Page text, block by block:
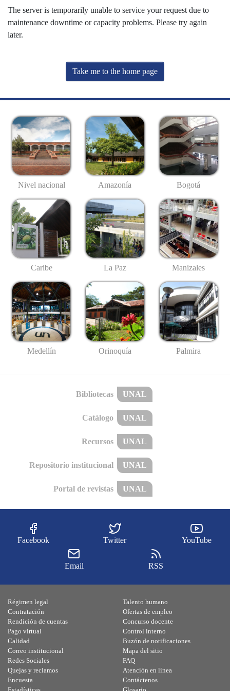
The server is temporarily unable to service your request due to
maintenance downtime or capacity problems. Please try again
later.
Take me to the home page
Nivel nacional Amazonía Bogotá
Caribe La Paz Manizales
Medellín Orinoquía Palmira
Bibliotecas UNAL
Catálogo UNAL
Recursos UNAL
Repositorio institucional UNAL
Portal de revistas UNAL
Facebook Twitter YouTube
Email RSS
Régimen legal
Contratación
Rendición de cuentas
Pago virtual
Calidad
Talento humano
Ofertas de empleo
Concurso docente
Control interno
Buzón de notificaciones
Correo institucional
Redes Sociales
Quejas y reclamos
Encuesta
Mapa del sitio
FAQ
Atención en línea
Contáctenos